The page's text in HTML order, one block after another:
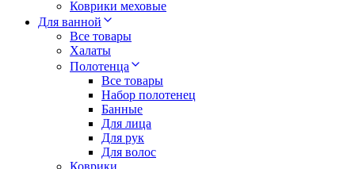
Коврики меховые
Для ванной
Все товары
Халаты
Полотенца
Все товары
Набор полотенец
Банные
Для лица
Для рук
Для волос
Коврики